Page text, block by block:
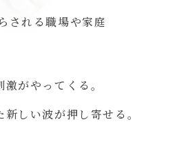
される職場や家庭
がやってくる。
しい波が押し寄せる。